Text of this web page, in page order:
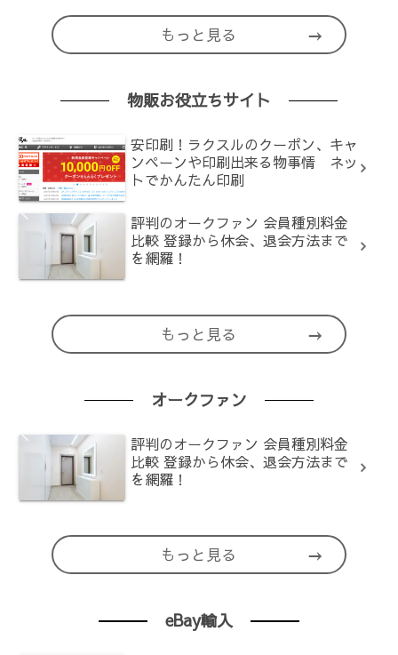
もっと見る
物販お役立ちサイト
安印刷！ラクスルのクーポン、キャ
ンペーンや印刷出来る物事情 ネッ
トでかんたん印刷
評判のオークファン 会員種別料金
比較 登録から休会、退会方法まで
を網羅！
もっと見る
オークファン
評判のオークファン 会員種別料金
比較 登録から休会、退会方法まで
を網羅！
もっと見る
eBay輸入